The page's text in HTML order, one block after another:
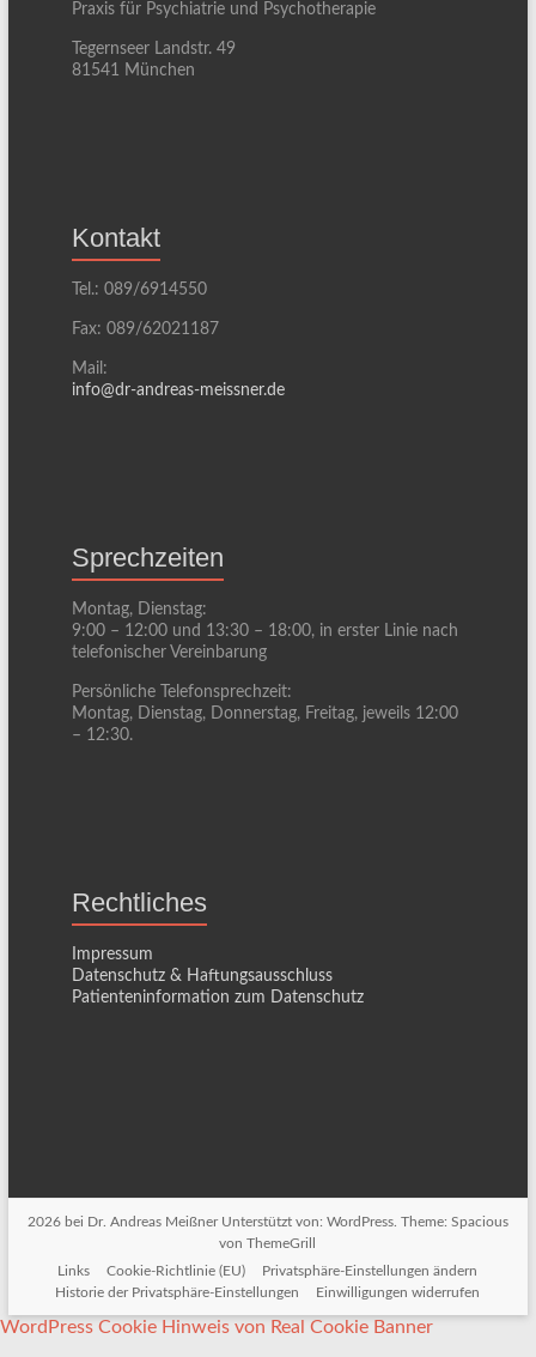
Praxis für Psychiatrie und Psychotherapie
Tegernseer Landstr. 49
81541 München
Kontakt
Tel.: 089/6914550
Fax: 089/62021187
Mail:
info@dr-andreas-meissner.de
Sprechzeiten
Montag, Dienstag:
9:00 – 12:00 und 13:30 – 18:00, in erster Linie nach
telefonischer Vereinbarung
Persönliche Telefonsprechzeit:
Montag, Dienstag, Donnerstag, Freitag, jeweils 12:00
– 12:30.
Rechtliches
Impressum
Datenschutz & Haftungsausschluss
Patienteninformation zum Datenschutz
2026 bei Dr. Andreas MeißnerUnterstützt von: WordPress. Theme: Spacious
vonThemeGrill
Links
Cookie-Richtlinie (EU)
Privatsphäre-Einstellungen ändern
Historie der Privatsphäre-Einstellungen
Einwilligungen widerrufen
WordPress Cookie Hinweis von Real Cookie Banner